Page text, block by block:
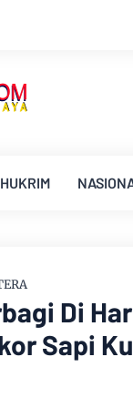
Ketua
HUKRIM
Di
Sapi